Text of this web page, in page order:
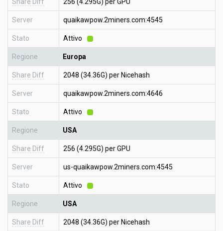
Server quaikawpow.2miners.com:4545
Stato Attivo
Regione Europa
Share Diff 2048 (34.36G) per Nicehash
Server quaikawpow.2miners.com:4646
Stato Attivo
Regione USA
Share Diff 256 (4.295G) per GPU
Server us-quaikawpow.2miners.com:4545
Stato Attivo
Regione USA
Share Diff 2048 (34.36G) per Nicehash